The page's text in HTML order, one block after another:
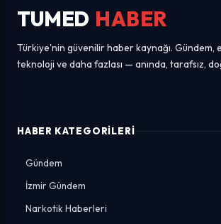
TUMED HABER
Türkiye'nin güvenilir haber kaynağı. Gündem,
teknoloji ve daha fazlası — anında, tarafsız,
HABER KATEGORILERI
Gündem
İzmir Gündem
Narkotik Haberleri